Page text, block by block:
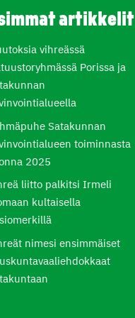
artikkelit
vihreässä
Porissa ja
Satakunnan
toiminnasta
2025
liitto palkitsi Irmeli
kultaisella
nimesi ensimmäiset